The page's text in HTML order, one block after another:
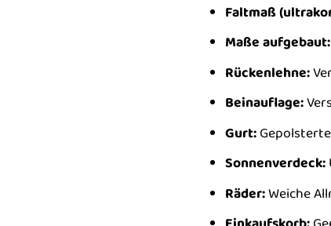
Faltmaß
Maße aufgebaut:
Rückenlehne:
Beinauflage:
Gurt:
Sonnenverdeck:
Räder:Weiche